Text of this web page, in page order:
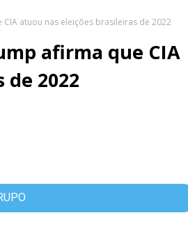
atuou nas eleições brasileiras de 2022
afirma que CIA
2022